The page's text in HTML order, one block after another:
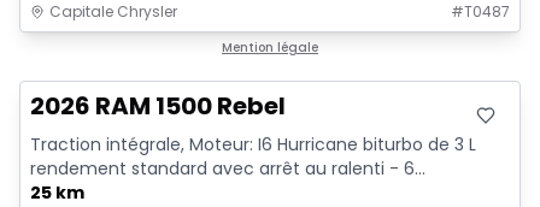
Capitale Chrysler #T0487
Mention légale
2026 RAM 1500 Rebel
Traction intégrale, Moteur: I6 Hurricane biturbo de 3 L
rendement standard avec arrêt au ralenti - 6...
25 km